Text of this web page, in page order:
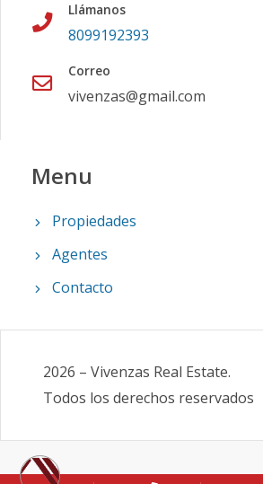
Llámanos
8099192393
Correo
vivenzas@gmail.com
Menu
Propiedades
Agentes
Contacto
2026 – Vivenzas Real Estate.
Todos los derechos reservados